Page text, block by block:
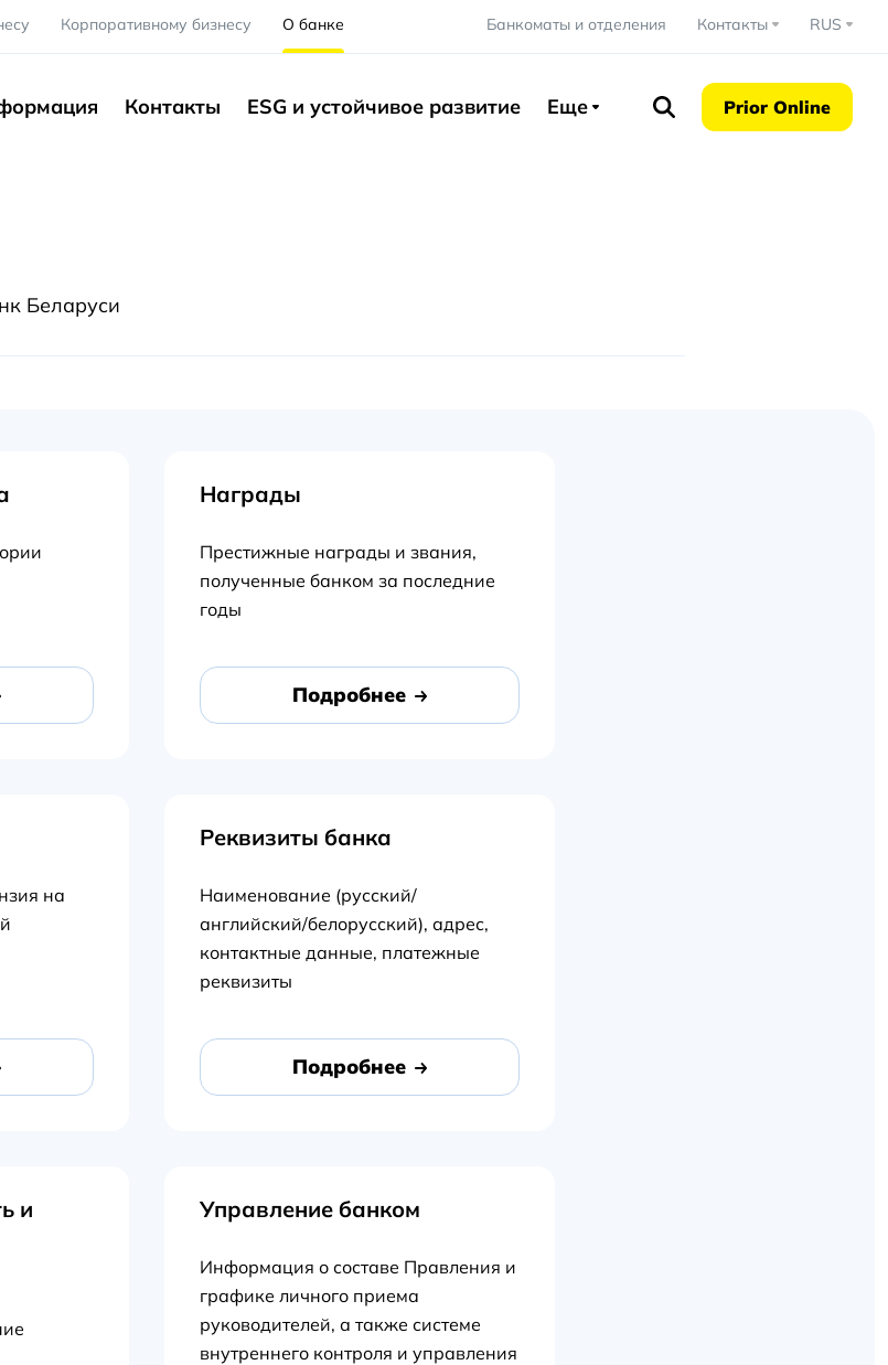
Корпоративному бизнесу О банке Банкоматы и отделения Контакты RUS
Контакты ESG и устойчивое развитие Еще Prior Online
Беларуси
Награды
Престижные награды и звания,
полученные банком за последние
годы
Подробнее
на
Реквизиты банка
Наименование (русский/
английский/белорусский), адрес,
контактные данные, платежные
реквизиты
Подробнее
и
Управление банком
Информация о составе Правления и
графике личного приема
руководителей, а также системе
внутреннего контроля и управления